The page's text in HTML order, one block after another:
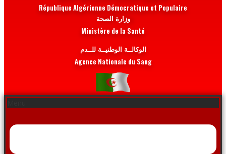
République Algérienne Démocratique et Populaire
وزارة الصحة
Ministère de la Santé
الوكالــة الوطنيــة للــدم
Agence Nationale du Sang